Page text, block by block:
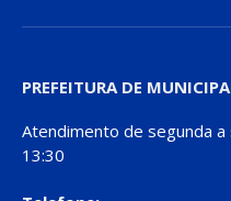
PREFEITURA DE
Atendimento de segunda
13:30